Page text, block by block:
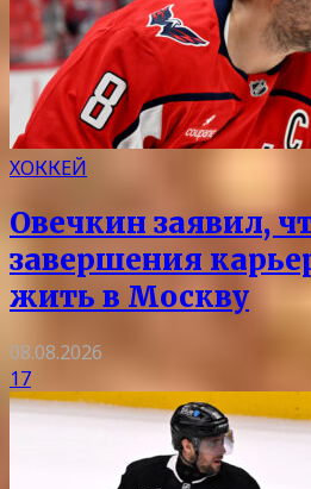
ХОККЕЙ
Овечкин заявил,
завершения
жить в Москву
08.08.2026
17